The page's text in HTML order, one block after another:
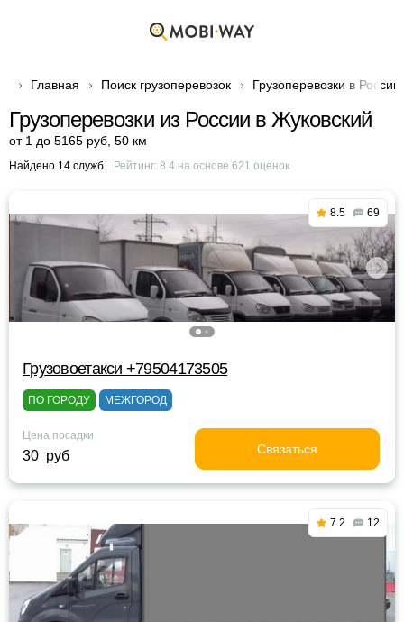
Главная Поиск грузоперевозок Грузоперевозки в России
Грузоперевозки из России в Жуковский
от 1 до 5165 руб 50 км
Найдено 14 служб Рейтинг: 8.4на основе 621 оценок
8.5 69
Грузовоетакси +79504173505
ПО ГОРОДУ МЕЖГОРОД
Цена посадки
30 руб Связаться
7.2 12